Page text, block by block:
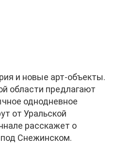
и новые арт-объекты.
области предлагают
однодневное
от Уральской
расскажет о
Снежинском.